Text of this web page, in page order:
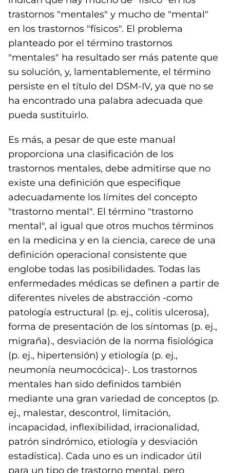
trastornos "mentales" y mucho de "mental"
en los trastornos "físicos". El problema
planteado por el término trastornos
"mentales" ha resultado ser más patente que
su solución, y, lamentablemente, el término
persiste en el título del DSM-IV, ya que no se
ha encontrado una palabra adecuada que
pueda sustituirlo.
Es más, a pesar de que este manual
proporciona una clasificación de los
trastornos mentales, debe admitirse que no
existe una definición que especifique
adecuadamente los límites del concepto
"trastorno mental". El término "trastorno
mental", al igual que otros muchos términos
en la medicina y en la ciencia, carece de una
definición operacional consistente que
englobe todas las posibilidades. Todas las
enfermedades médicas se definen a partir de
diferentes niveles de abstracción -como
patología estructural (p. ej., colitis ulcerosa),
forma de presentación de los síntomas (p. ej.,
migraña)., desviación de la norma fisiológica
(p. ej., hipertensión) y etiología (p. ej.,
neumonía neumocócica)-. Los trastornos
mentales han sido definidos también
mediante una gran variedad de conceptos (p.
ej., malestar, descontrol, limitación,
incapacidad, inflexibilidad, irracionalidad,
patrón sindrómico, etiología y desviación
estadística). Cada uno es un indicador útil
para un tipo de trastorno mental, pero